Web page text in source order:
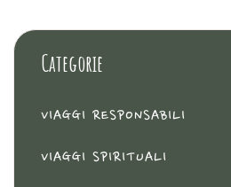
Categorie
VIAGGI RESPONSABILI
VIAGGI SPIRITUALI